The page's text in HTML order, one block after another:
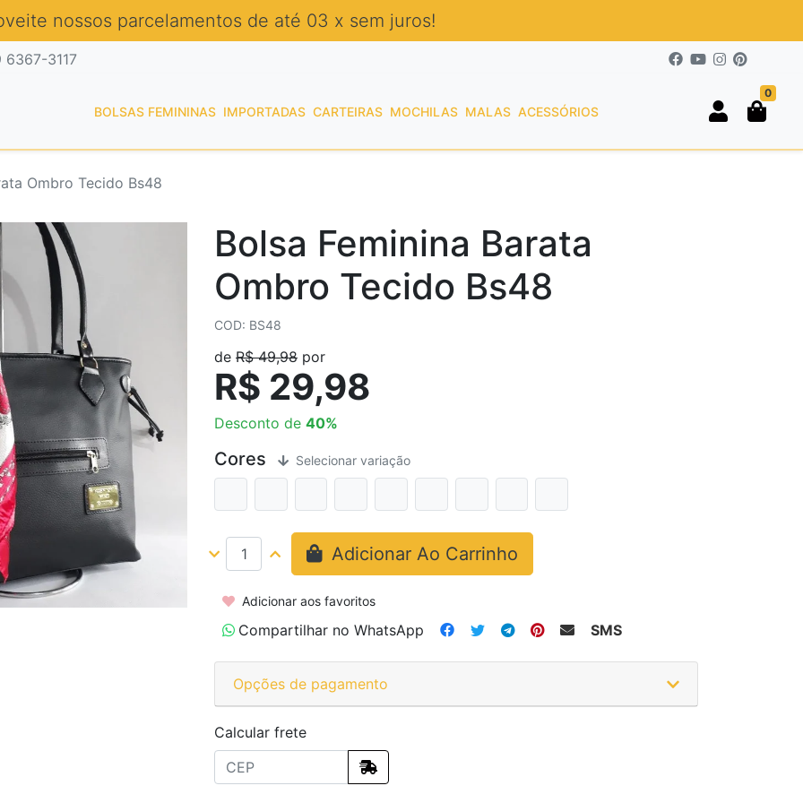
nossos parcelamentos de até 03 x sem juros!
6367-3117
0
BOLSAS FEMININAS IMPORTADAS CARTEIRAS MOCHILAS MALAS ACESSÓRIOS
Ombro Tecido Bs48
Bolsa Feminina Barata
Ombro Tecido Bs48
COD: BS48
de R$ 49,98 por
R$ 29,98
Desconto de 40%
Cores Selecionar variação
Adicionar Ao Carrinho
Adicionar aos favoritos
Compartilhar no WhatsApp SMS
Opções de pagamento
Calcular frete